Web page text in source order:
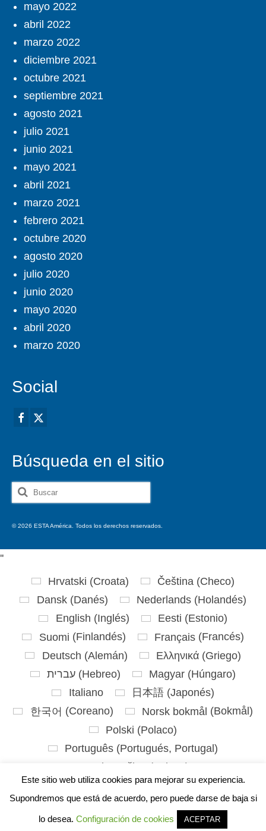
mayo 2022
abril 2022
marzo 2022
diciembre 2021
octubre 2021
septiembre 2021
agosto 2021
julio 2021
junio 2021
mayo 2021
abril 2021
marzo 2021
febrero 2021
octubre 2020
agosto 2020
julio 2020
junio 2020
mayo 2020
abril 2020
marzo 2020
Social
Búsqueda en el sitio
Buscar
por:
© 2026 ESTA América. Todos los derechos reservados.
Este sitio web utiliza cookies para mejorar su experiencia.
Supondremos que está de acuerdo, pero puede darse de baja si
lo desea. Configuración de cookies ACEPTAR
''
Hrvatski (Croata) Čeština (Checo)
Dansk(Danés) Nederlands(Holandés)
English (Inglés) Eesti (Estonio)
Suomi (Finlandés) Français(Francés)
Deutsch (Alemán) Ελληνικά(Griego)
עברית (Hebreo) Magyar (Húngaro)
Italiano
日本語(Japonés)
한국어 (Coreano) Norsk bokmål (Bokmål )
Polski (Polaco)
Português (Portugués, Portugal)
Slovenčina
(Eslavo )
Slovenščina(Esloveno)
Español
Svenska( Sueco)